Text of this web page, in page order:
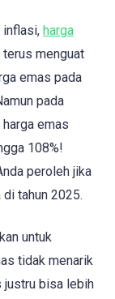
inflasi, harga
terus menguat
emas pada
pada
emas
108%!
peroleh jika
tahun 2025.
untuk
tidak menarik
justru bisa lebih